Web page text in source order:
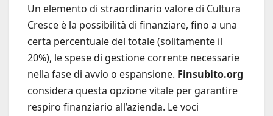
Un elemento di straordinario valore di Cultura
Cresce è la possibilità di finanziare, fino a una
certa percentuale del totale (solitamente il
20%), le spese di gestione corrente necessarie
nella fase di avvio o espansione. Finsubito.org
considera questa opzione vitale per garantire
respiro finanziario all’azienda. Le voci